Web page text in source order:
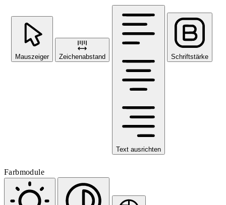
Mauszeiger Zeichenabstand
Text ausrichten
Schriftstärke
Farbmodule